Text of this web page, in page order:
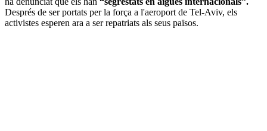
Després de ser portats per la força a l'aeroport de Tel-Aviv, els
activistes esperen ara a ser repatriats als seus països.